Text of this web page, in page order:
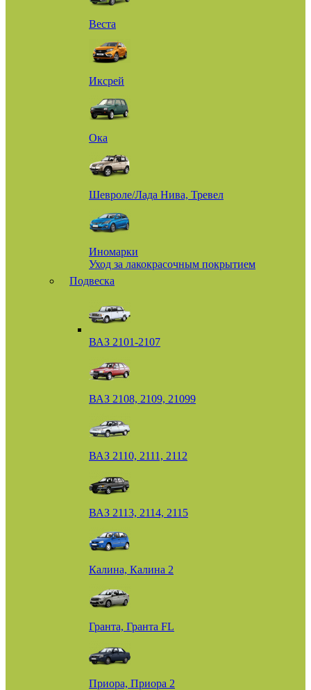
Веста
Иксрей
Ока
Шевроле/Лада Нива, Тревел
Иномарки
Уход за лакокрасочным покрытием
Подвеска
ВАЗ 2101-2107
ВАЗ 2108, 2109, 21099
ВАЗ 2110, 2111, 2112
ВАЗ 2113, 2114, 2115
Калина, Калина 2
Гранта, Гранта FL
Приора, Приора 2